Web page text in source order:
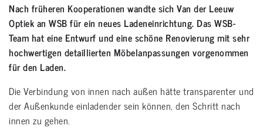
Nach früheren Kooperationen wandte sich Van der Leeuw
Optiek an WSB für ein neues Ladeneinrichtung. Das WSB-
Team hat eine Entwurf und eine schöne Renovierung mit sehr
hochwertigen detaillierten Möbelanpassungen vorgenommen
für den Laden.
Die Verbindung von innen nach außen hätte transparenter und
der Außenkunde einladender sein können, den Schritt nach
innen zu gehen.